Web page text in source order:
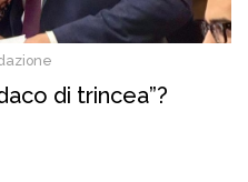
di trincea”?